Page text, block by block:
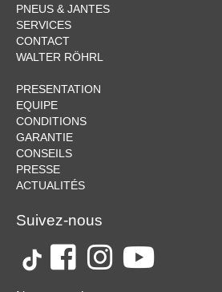
PNEUS & JANTES
SERVICES
CONTACT
WALTER RÖHRL
PRESENTATION
EQUIPE
CONDITIONS
GARANTIE
CONSEILS
PRESSE
ACTUALITÉS
Suivez-nous